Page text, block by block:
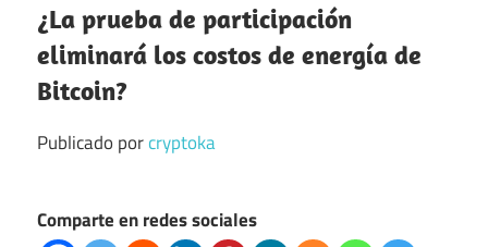
¿La prueba de participación
eliminará los costos de energía de
Bitcoin?
Publicado porcryptoka
Comparte en redes sociales